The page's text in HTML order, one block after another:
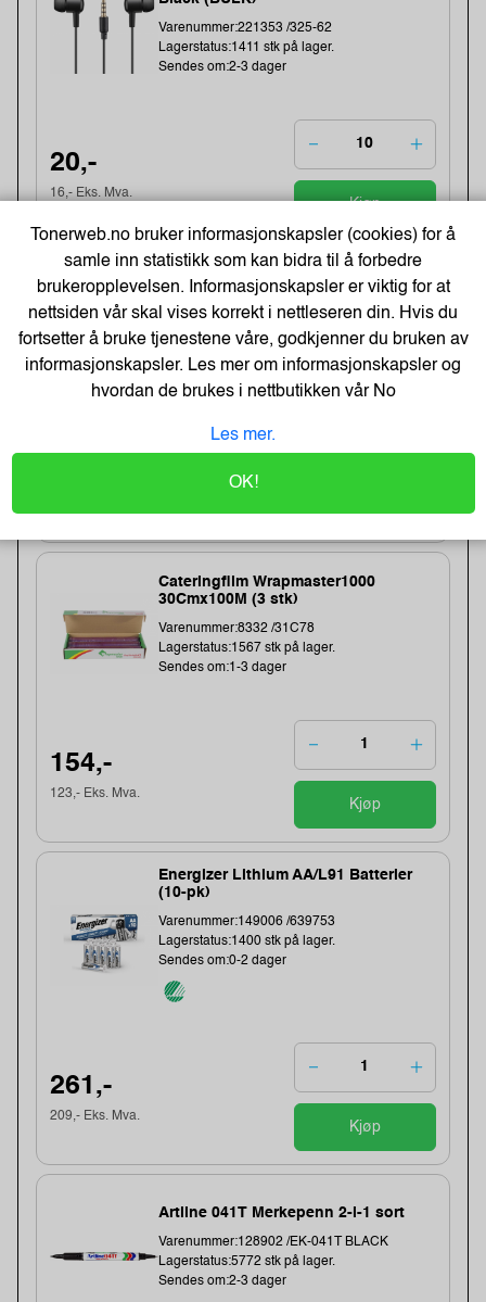
Varenummer:221353 /325-62
Lagerstatus:1411 stk på lager.
Sendes om:2-3 dager
20,-
16,- Eks. Mva.
Kjøp
-48%
Kopipapir Nøytralt A4 80G (500 ark) -
Varenummer:329900 /
Lagerstatus:60 stk på lager.
Sendes om:0-2 dager
71,-
Cateringfilm Wrapmaster1000
30Cmx100M (3 stk)
Varenummer:8332 /31C78
Lagerstatus:1567 stk på lager.
Sendes om:1-3 dager
154,-
123,- Eks. Mva.
Kjøp
Energizer Lithium AA/L91 Batterier
(10-pk)
Varenummer:149006 /639753
Lagerstatus:1400 stk på lager.
Sendes om:0-2 dager
261,-
209,- Eks. Mva.
Kjøp
Artline 041T Merkepenn 2-i-1 sort
Varenummer:128902 /EK-041T BLACK
Lagerstatus:5772 stk på lager.
Sendes om:2-3 dager
Tonerweb.no bruker informasjonskapsler (cookies) for å
samle inn statistikk som kan bidra til å forbedre
brukeropplevelsen. Informasjonskapsler er viktig for at
nettsiden vår skal vises korrekt i nettleseren din. Hvis du
fortsetter å bruke tjenestene våre, godkjenner du bruken av
informasjonskapsler. Les mer om informasjonskapsler og
hvordan de brukes i nettbutikken vårNo
Les mer.
OK!